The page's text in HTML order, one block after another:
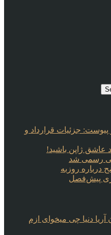
جزئیات قرارداد و
عاشق ژاپن باشید!
رسمی شد
درباره روزبه
پیش‌فصل
دنیا چی میخوای ازم